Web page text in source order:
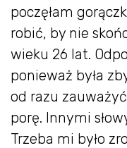
poczęłam
robić, by nie
wieku 26 lat.
ponieważ była
od razu
porę. Innymi
Trzeba mi było